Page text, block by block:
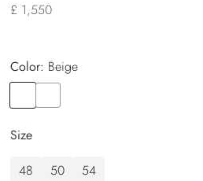
£ 1,550
Color:
beige
Size
48
50 54